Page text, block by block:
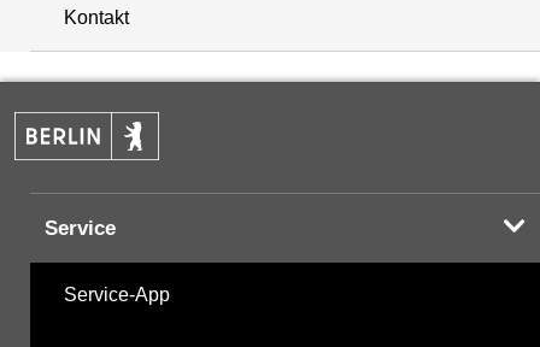
+
−
Kontakt
Service
Service-App